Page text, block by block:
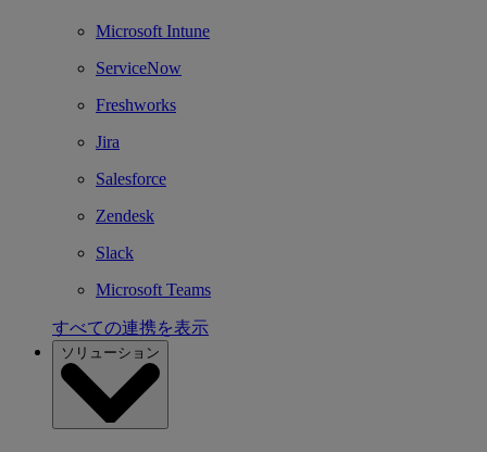
Microsoft Intune
ServiceNow
Freshworks
Jira
Salesforce
Zendesk
Slack
Microsoft Teams
すべての連携を表示
ソリューション